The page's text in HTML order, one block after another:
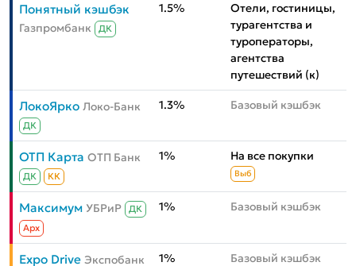
Понятный кэшбэк
Газпромбанк ДК
1.5%
Отели, гостиницы,
турагентства и
туроператоры,
агентства
путешествий (к)
ЛокоЯрко Локо-Банк
ДК
1.3% Базовый кэшбэк
ОТП Карта ОТП Банк
ДК КК
1% На все покупки
Выб
Максимум УБРиР
ДК
Aрх
1% Базовый кэшбэк
Expo Drive Экспобанк 1% Базовый кэшбэк